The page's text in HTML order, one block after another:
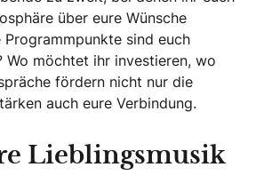
über eure Wünsche
Programmpunkte sind euch
Wo möchtet ihr investieren, wo
fördern nicht nur die
auch eure Verbindung.
Lieblingsmusik